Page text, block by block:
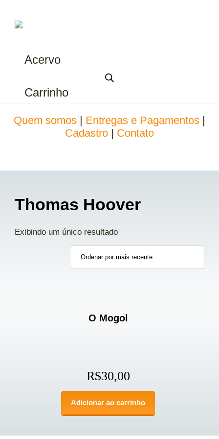
Acervo
Carrinho
Quem somos Entregas e Pagamentos
Cadastro
Contato
Thomas Hoover
Exibindo um único resultado
O Mogol
R$30,00
Adicionar ao carrinho